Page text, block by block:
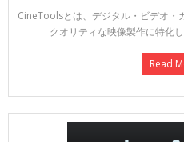
CineToolsとは、デジタル・ビデオ・
クオリティな映像製作に特化
Read